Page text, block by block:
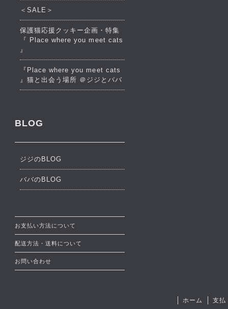
＜SALE＞
保護猫応援クッキー企画・特集
『 Place where you meet cats
』
『Place where you meet cats
』猫と出会う場所 ＠ジジとババ
BLOG
ジジのBLOG
ババのBLOG
お支払い方法について
配送方法・送料について
お問い合わせ
ホーム 支払